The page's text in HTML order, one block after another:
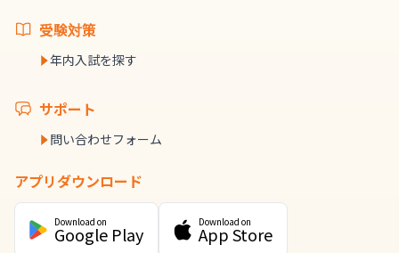
受験対策
年内入試を探す
サポート
問い合わせフォーム
アプリダウンロード
Download on
Google Play
Download on
App Store